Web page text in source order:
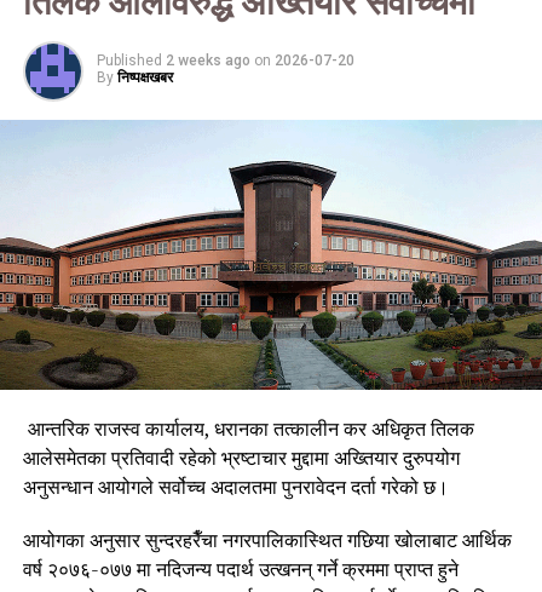
बागमती र गण्डकी प्रदेशका पहाडी र तराई भू–भागका एकदुई स्थानमा भारी
वर्षाको सम्भावना रहेको छ ।
Published 2 weeks ago on 2026-07-20
By निष्पक्षखबर
आन्तरिक राजस्व कार्यालय, धरानका तत्कालीन कर अधिकृत तिलक
आलेसमेतका प्रतिवादी रहेको भ्रष्टाचार मुद्दामा अख्तियार दुरुपयोग
अनुसन्धान आयोगले सर्वोच्च अदालतमा पुनरावेदन दर्ता गरेको छ।
आयोगका अनुसार सुन्दरहरैँचा नगरपालिकास्थित गछिया खोलाबाट आर्थिक
वर्ष २०७६-०७७ मा नदिजन्य पदार्थ उत्खनन् गर्ने क्रममा प्राप्त हुने